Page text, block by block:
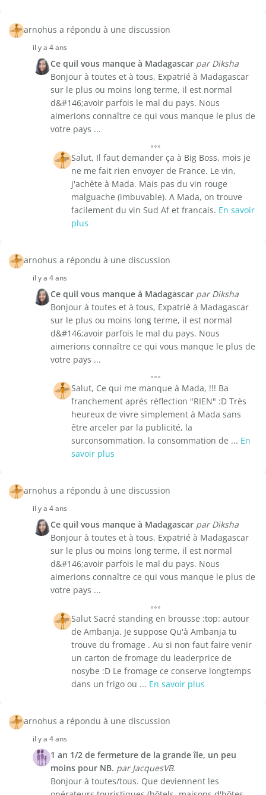
arnohus a répondu à une discussion
il y a 4 ans
Ce quil vous manque à Madagascar par Diksha
Bonjour à toutes et à tous, Expatrié à Madagascar
sur le plus ou moins long terme, il est normal
d&#146;avoir parfois le mal du pays. Nous
aimerions connaître ce qui vous manque le plus de
votre pays ...
Salut, Il faut demander ça à Big Boss, mois je
ne me fait rien envoyer de France. Le vin,
j'achète à Mada. Mais pas du vin rouge
malguache (imbuvable). A Mada, on trouve
facilement du vin Sud Af et francais. En savoir
plus
arnohus a répondu à une discussion
il y a 4 ans
Ce quil vous manque à Madagascar par Diksha
Bonjour à toutes et à tous, Expatrié à Madagascar
sur le plus ou moins long terme, il est normal
d&#146;avoir parfois le mal du pays. Nous
aimerions connaître ce qui vous manque le plus de
votre pays ...
Salut, Ce qui me manque à Mada, !!! Ba
franchement aprés réflection "RIEN" :D Très
heureux de vivre simplement à Mada sans
être arceler par la publicité, la
surconsommation, la consommation de ... En
savoir plus
arnohus a répondu à une discussion
il y a 4 ans
Ce quil vous manque à Madagascar par Diksha
Bonjour à toutes et à tous, Expatrié à Madagascar
sur le plus ou moins long terme, il est normal
d&#146;avoir parfois le mal du pays. Nous
aimerions connaître ce qui vous manque le plus de
votre pays ...
Salut Sacré standing en brousse :top: autour
de Ambanja. Je suppose Qu'à Ambanja tu
trouve du fromage . Au si non faut faire venir
un carton de fromage du leaderprice de
nosybe :D Le fromage ce conserve longtemps
dans un frigo ou ... En savoir plus
arnohus a répondu à une discussion
il y a 4 ans
1 an 1/2 de fermeture de la grande île, un peu
moins pour NB. par JacquesVB.
Bonjour à toutes/tous. Que deviennent les